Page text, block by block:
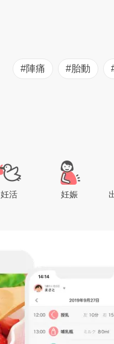
#陣痛 #胎動
妊活 妊娠